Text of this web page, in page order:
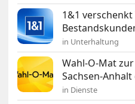
1&1 verschenkt
in Unterhaltung
Wahl-O-Mat
Sachsen-
in Dienste